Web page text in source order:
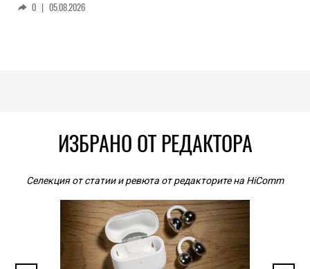
0 | 05.08.2026
ИЗБРАНО ОТ РЕДАКТОРА
Селекция от статии и ревюта от редакторите на HiComm